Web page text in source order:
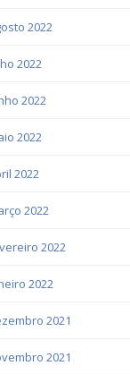
2022
2022
2022
2022
2022
2022
2022
2022
2021
2021